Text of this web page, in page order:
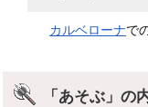
カルベローナで
「あそぶ」の